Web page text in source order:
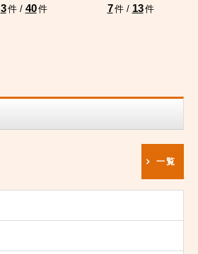
3件 / 40件 7件 / 13件
一覧